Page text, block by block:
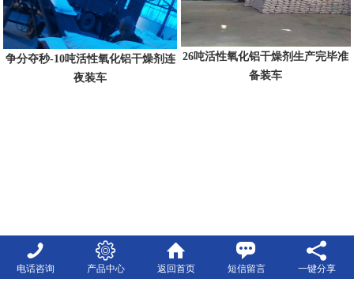
争分夺秒-10吨活性氧化铝干燥剂连
夜装车
26吨活性氧化铝干燥剂生产完毕准
备装车
电话咨询 产品中心 返回首页 短信留言 一键分享